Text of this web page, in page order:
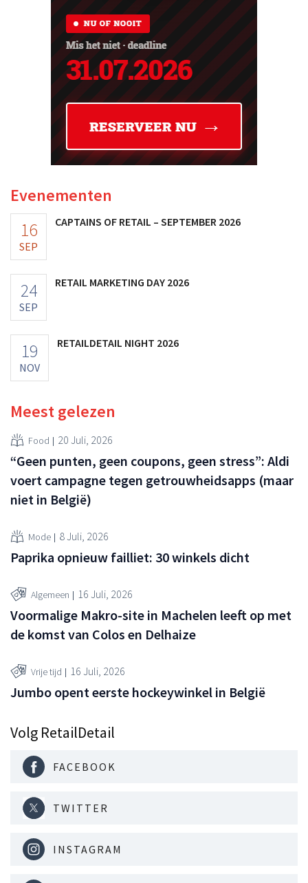
Evenementen
16
SEP
CAPTAINS OF RETAIL – SEPTEMBER 2026
24
SEP
RETAIL MARKETING DAY 2026
19
NOV
RETAILDETAIL NIGHT 2026
Meest gelezen
Food 20 Juli, 2026
“Geen punten, geen coupons, geen stress”: Aldi
voert campagne tegen getrouwheidsapps (maar
niet in België)
Mode 8 Juli, 2026
Paprika opnieuw failliet: 30 winkels dicht
Algemeen 16 Juli, 2026
Voormalige Makro-site in Machelen leeft op met
de komst van Colos en Delhaize
Vrije tijd 16 Juli, 2026
Jumbo opent eerste hockeywinkel in België
Volg RetailDetail
FACEBOOK
TWITTER
INSTAGRAM